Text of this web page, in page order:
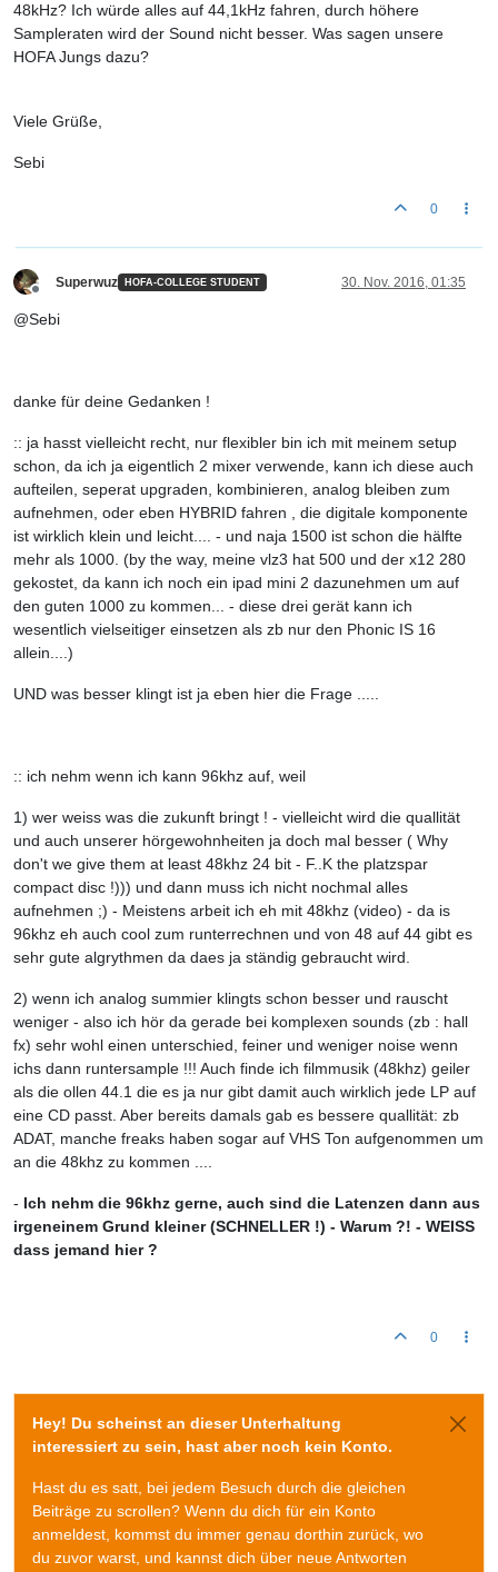
48kHz? Ich würde alles auf 44,1kHz fahren, durch höhere
Sampleraten wird der Sound nicht besser. Was sagen unsere
HOFA Jungs dazu?
Viele Grüße,
Sebi
0
Superwuz HOFA-COLLEGE STUDENT 30. Nov. 2016, 01:35
@Sebi
danke für deine Gedanken !
:: ja hasst vielleicht recht, nur flexibler bin ich mit meinem setup
schon, da ich ja eigentlich 2 mixer verwende, kann ich diese auch
aufteilen, seperat upgraden, kombinieren, analog bleiben zum
aufnehmen, oder eben HYBRID fahren , die digitale komponente
ist wirklich klein und leicht.... - und naja 1500 ist schon die hälfte
mehr als 1000. (by the way, meine vlz3 hat 500 und der x12 280
gekostet, da kann ich noch ein ipad mini 2 dazunehmen um auf
den guten 1000 zu kommen... - diese drei gerät kann ich
wesentlich vielseitiger einsetzen als zb nur den Phonic IS 16
allein....)
UND was besser klingt ist ja eben hier die Frage .....
:: ich nehm wenn ich kann 96khz auf, weil
1) wer weiss was die zukunft bringt ! - vielleicht wird die quallität
und auch unserer hörgewohnheiten ja doch mal besser ( Why
don't we give them at least 48khz 24 bit - F..K the platzspar
compact disc !))) und dann muss ich nicht nochmal alles
aufnehmen ;) - Meistens arbeit ich eh mit 48khz (video) - da is
96khz eh auch cool zum runterrechnen und von 48 auf 44 gibt es
sehr gute algrythmen da daes ja ständig gebraucht wird.
2) wenn ich analog summier klingts schon besser und rauscht
weniger - also ich hör da gerade bei komplexen sounds (zb : hall
fx) sehr wohl einen unterschied, feiner und weniger noise wenn
ichs dann runtersample !!! Auch finde ich filmmusik (48khz) geiler
als die ollen 44.1 die es ja nur gibt damit auch wirklich jede LP auf
eine CD passt. Aber bereits damals gab es bessere quallität: zb
ADAT, manche freaks haben sogar auf VHS Ton aufgenommen um
an die 48khz zu kommen ....
- Ich nehm die 96khz gerne, auch sind die Latenzen dann aus
irgeneinem Grund kleiner (SCHNELLER !) - Warum ?! - WEISS
dass jemand hier ?
0
Hey! Du scheinst an dieser Unterhaltung
interessiert zu sein, hast aber noch kein Konto.
Hast du es satt, bei jedem Besuch durch die gleichen
Beiträge zu scrollen? Wenn du dich für ein Konto
anmeldest, kommst du immer genau dorthin zurück, wo
du zuvor warst, und kannst dich über neue Antworten